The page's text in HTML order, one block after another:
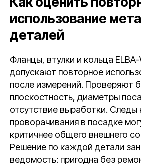
использование
деталей
Фланцы, втулки и кольца ELBA-
допускают повторное
после измерений. Проверяют
плоскостность, диаметры
отсутствие выработки. Следы
проворачивания в посадке
критичнее общего внешнего
Решение по каждой детали
ведомость: пригодна без